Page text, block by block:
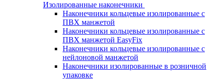
Изолированные наконечники
Наконечники кольцевые изолированные с
ПВХ манжетой
Наконечники кольцевые изолированные с
ПВХ манжетой EasyFix
Наконечники кольцевые изолированные с
нейлоновой манжетой
Наконечники изолированные в розничной
упаковке